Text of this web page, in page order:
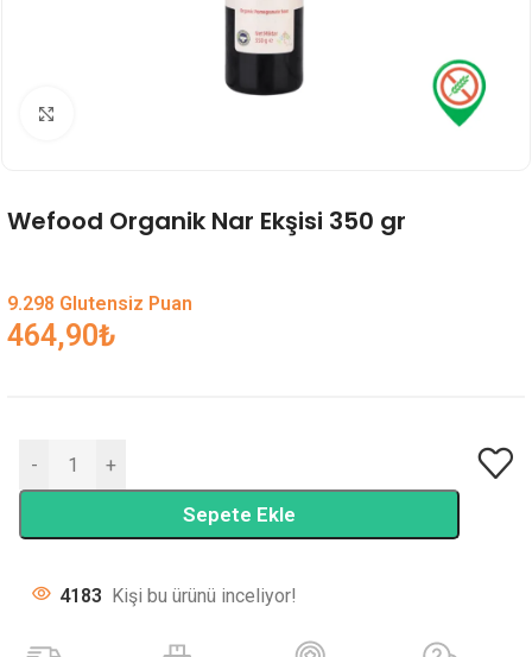
Wefood Organik Nar Ekşisi 350 gr
9.298 Glutensiz Puan
464,90₺
- +
Sepete Ekle
4183 Kişi bu ürünü inceliyor!